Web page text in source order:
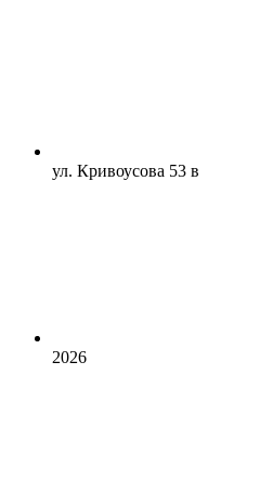
ул. Кривоусова 53 в
2026